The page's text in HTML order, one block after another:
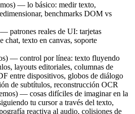
— lo básico: medir texto,
benchmarks DOM vs
patrones reales de UI: tarjetas
chat, texto en canvas, soporte
— control por línea: texto fluyendo
layouts editoriales, columnas de
entre dispositivos, globos de diálogo
de subtítulos, reconstrucción OCR
— cosas difíciles de imaginar en la
tu cursor a través del texto,
reactiva al audio, colisiones de